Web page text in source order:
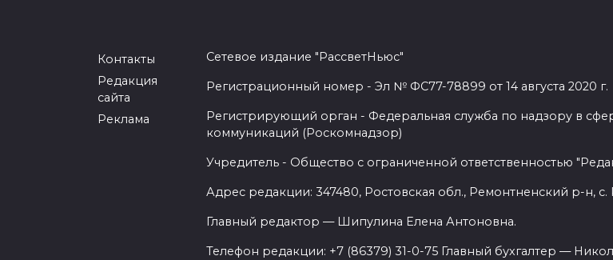
Контакты
Редакция
сайта
Реклама
Сетевое издание "РассветНьюс"
Регистрационный номер - Эл № ФС77-78899 от 14 августа 2020 г.
Регистрирующий орган - Федеральная служба по надзору в
коммуникаций (Роскомнадзор)
Учредитель - Общество с ограниченной ответственностью
Адрес редакции: 347480, Ростовская обл., Ремонтненский р-н,
Главный редактор — Шипулина Елена Антоновна.
Телефон редакции: +7 (86379) 31-0-75 Главный бухгалтер —